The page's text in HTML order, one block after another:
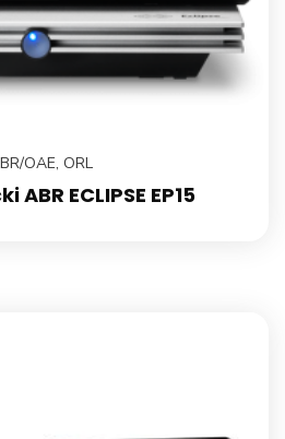
OAE, ORL
ECLIPSE EP15